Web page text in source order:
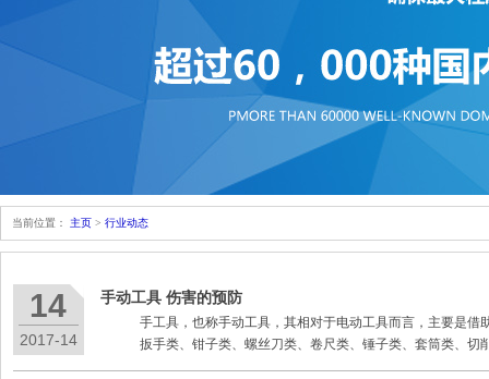
当前位置： 主页 > 行业动态
14
2017-14
手动工具 伤害的预防
手工具，也称手动工具，其相对于电动工具而言，主要是
扳手类、钳子类、螺丝刀类、卷尺类、锤子类、套筒类、切